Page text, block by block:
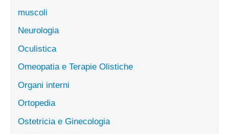
muscoli
Neurologia
Oculistica
Omeopatia e Terapie Olistiche
Organi interni
Ortopedia
Ostetricia e Ginecologia